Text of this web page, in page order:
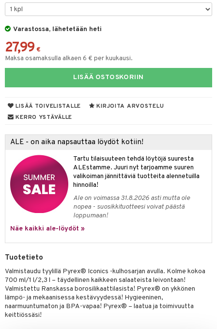
Varastossa, lähetetään heti
27,99 €
Maksa osamaksulla alkaen 6 € per kuukausi.
LISÄÄ OSTOSKORIIN
LISÄÄ TOIVELISTALLE
KIRJOITA ARVOSTELU
KERRO YSTÄVÄLLE
ALE - on aika napsauttaa löydöt kotiin!
Tartu tilaisuuteen tehdä löytöjä suuresta
ALEstamme. Juuri nyt tarjoamme suuren
valikoiman jännittäviä tuotteita alennetuilla
hinnoilla!
Ale on voimassa 31.8.2026 asti mutta ole
nopea - suosikkituotteesi voivat päästä
loppumaan!
Näe kaikki ale-löydöt »
Tuotetieto
Valmistaudu tyylillä Pyrex® Iconics -kulhosarjan avulla. Kolme kokoa
700 ml/1 l/2,3 l – täydellinen kaikkeen salaateista leivontaan!
Valmistettu Ranskassa borosilikaattilasista! Pyrex® on ykkönen
lämpö- ja mekaanisessa kestävyydessä! Hygieeninen,
naarmuuntumaton ja BPA-vapaa! Pyrex® – laatua ja toimivuutta
keittiössäsi!
& Vihannesveitset
sisustus
tarvikkeita
tekstiilit
koristelu
säilytys
tekstiilit
Saalit
& Tyynyliinat
& Peitot
& Koukut
& Korit
& Veistokset
& Lyhdyt
& Korit
tekstiilit
tekstiilit
tekstiilit
& Tyynyliinat
& Peitot
hyönteissuoja
& Lyhdyt
& vastauksia